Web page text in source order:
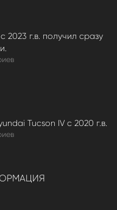
2023 г.в. получил сразу
Tucson IV c 2020 г.в.